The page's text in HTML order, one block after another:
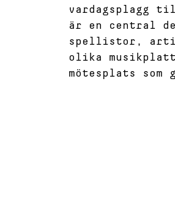
vardagsplagg
är en central
spellistor,
olika
mötesplats som